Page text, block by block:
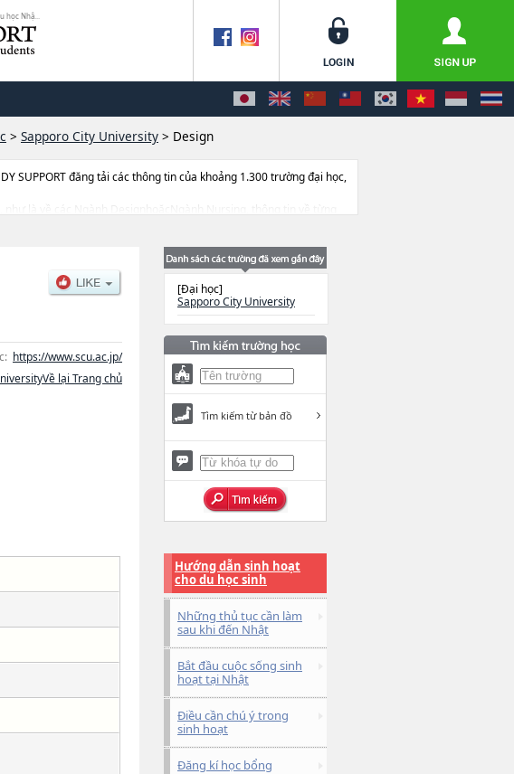
Nhậ...
> Sapporo City University > Design
SUPPORT đăng tải các thông tin của khoảng 1.300 trường đại học,
là về các Ngành DesignhoặcNgành Nursing, thông tin về từng
https://www.scu.ac.jp/
lại Trang chủ
[Đại học]
Sapporo City University
Tìm kiếm từ bản đồ
Hướng dẫn sinh hoạt
cho du học sinh
Những thủ tục cần làm
sau khi đến Nhật
Bắt đầu cuộc sống sinh
hoạt tại Nhật
Điều cần chú ý trong
sinh hoạt
Đăng kí học bổng